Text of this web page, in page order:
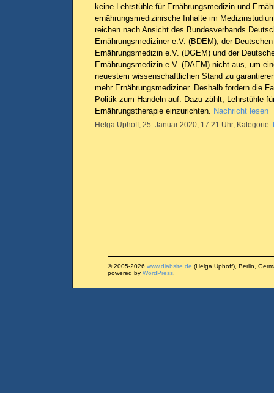
keine Lehrstühle für Ernährungsmedizin und
ernährungsmedizinische Inhalte im
reichen nach Ansicht des Bundesverbands
Ernährungsmediziner e.V. (BDEM), der
Ernährungsmedizin e.V. (DGEM) und der
Ernährungsmedizin e.V. (DAEM) nicht aus, um
neuestem wissenschaftlichen Stand zu
mehr Ernährungsmediziner. Deshalb fordern die
Politik zum Handeln auf. Dazu zählt, Lehrstühle
Ernährungstherapie einzurichten. Nachricht lesen
Helga Uphoff, 25. Januar 2020, 17.21 Uhr, Kategorie:
© 2005-2026 www.diabsite.de (Helga Uphoff), Berlin,
powered by WordPress.